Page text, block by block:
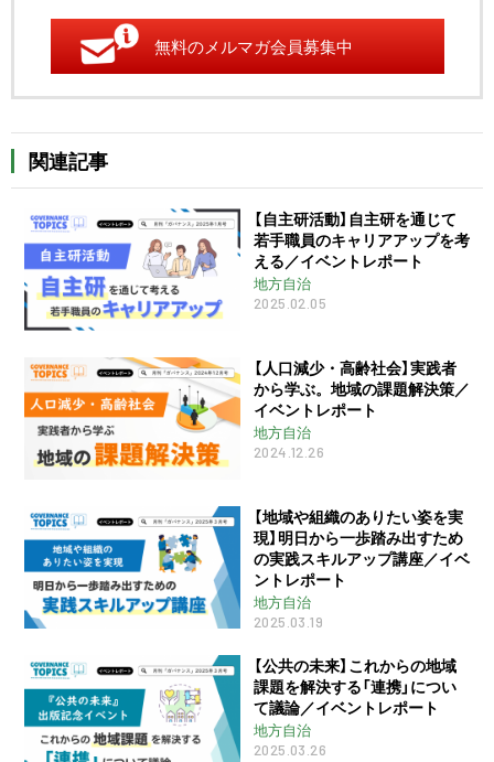
無料のメルマガ会員募集中
関連記事
【自主研活動】自主研を通じて
若手職員のキャリアアップを考
える／イベントレポート
地方自治
2025.02.05
【人口減少・高齢社会】実践者
から学ぶ。地域の課題解決策／
イベントレポート
地方自治
2024.12.26
【地域や組織のありたい姿を実
現】明日から一歩踏み出すため
の実践スキルアップ講座／イベ
ントレポート
地方自治
2025.03.19
【公共の未来】これからの地域
課題を解決する「連携」につい
て議論／イベントレポート
地方自治
2025.03.26